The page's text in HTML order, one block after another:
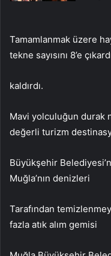
Tamamlanmak üzere
tekne sayısını 8’e
kaldırdı.
Mavi yolculuğun durak
değerli turizm
Büyükşehir
Muğla’nın denizleri
Tarafından
fazla atık alım gemisi